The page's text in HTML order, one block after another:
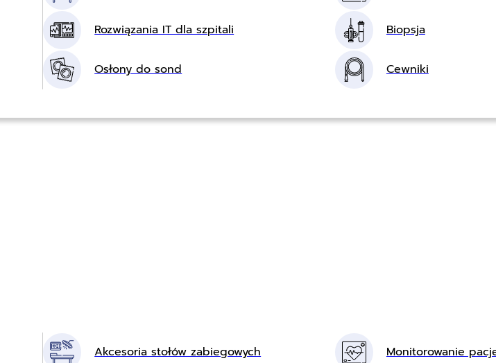
Rozwiązania IT dla szpitali Biopsja
Osłony do sond Cewniki
Akcesoria stołów zabiegowych Monitorowanie